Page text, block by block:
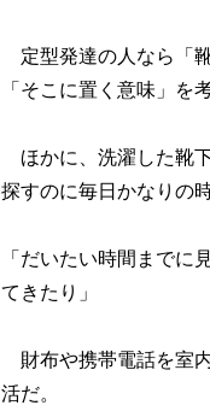
定型発達の人なら「
「そこに置く意味」を
ほかに、洗濯した靴
探すのに毎日かなりの
「だいたい時間までに
てきたり」
財布や携帯電話を室
活だ。